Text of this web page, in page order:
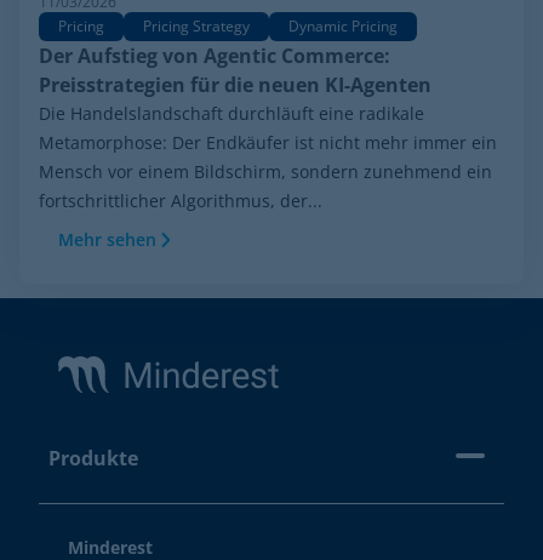
Pricing
Pricing Strategy Dynamic Pricing
Der Aufstieg von Agentic Commerce:
Preisstrategien für die neuen KI-Agenten
Die Handelslandschaft durchläuft eine radikale
Metamorphose: Der Endkäufer ist nicht mehr immer ein
Mensch vor einem Bildschirm, sondern zunehmend ein
fortschrittlicher Algorithmus, der...
Mehr sehen
Produkte
Minderest